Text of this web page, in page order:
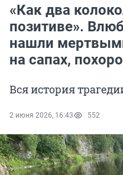
«Как два
позитиве».
нашли
на сапах,
Вся история
2 июня 2026, 16:43 552